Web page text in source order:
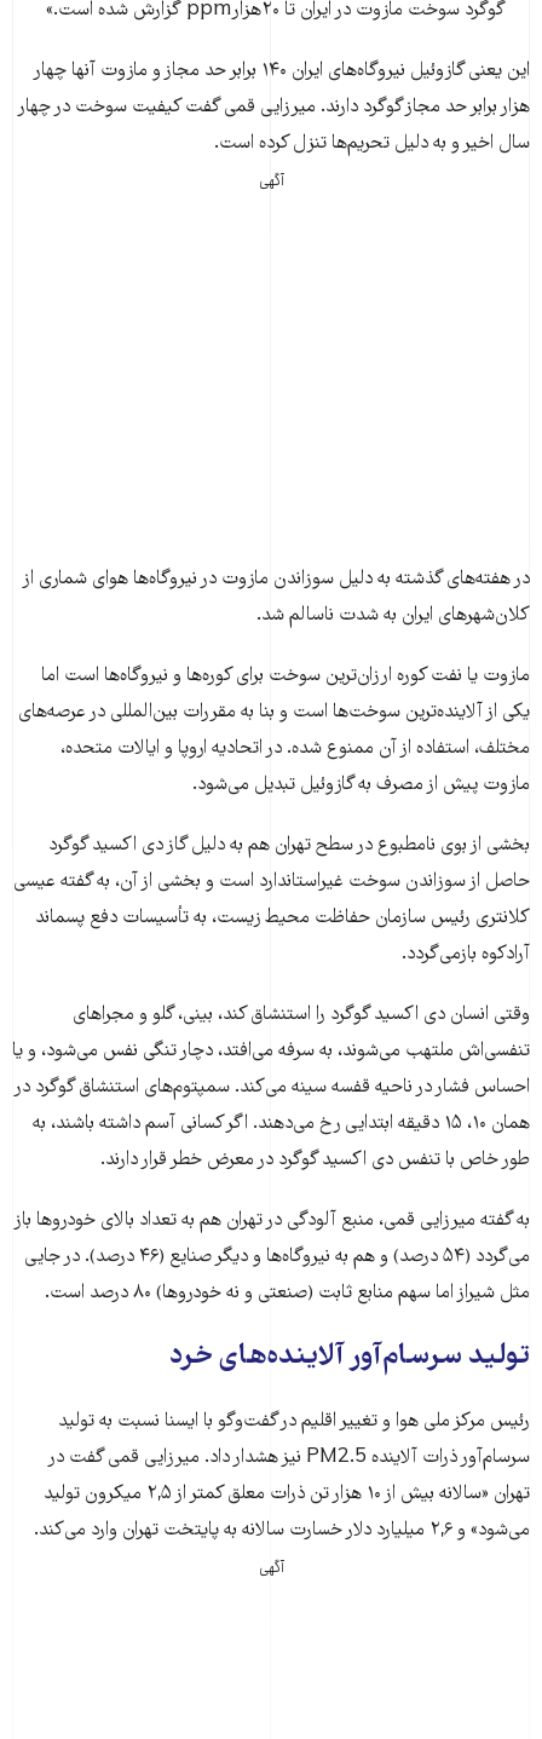
گوگرد سوخت مازوت در ایران تا ۲۰هزارppm گزارش شده است.»
این یعنی گازوئیل نیروگاه‌های ایران ۱۴۰ برابر حد مجاز و مازوت آنها چهار
هزار برابر حد مجاز گوگرد دارند. میرزایی قمی گفت کیفیت سوخت در چهار
سال اخیر و به دلیل تحریم‌ها تنزل کرده است.
آگهی
در هفته‌های گذشته به دلیل سوزاندن مازوت در نیروگاه‌ها هوای شماری از
کلان‌شهرهای ایران به شدت ناسالم شد.
مازوت یا نفت کوره ارزان‌ترین سوخت برای کوره‌ها و نیروگاه‌ها است اما
یکی از آلاینده‌ترین‌ سوخت‌ها است و بنا به مقررات بین‌المللی در عرصه‌های
مختلف، استفاده از آن ممنوع شده. در اتحادیه اروپا و ایالات متحده،
مازوت پیش از مصرف به گازوئیل تبدیل می‌شود.
بخشی از بوی نامطبوع در سطح تهران هم به دلیل گاز دی اکسید گوگرد
حاصل از سوزاندن سوخت غیراستاندارد است و بخشی از آن، به گفته عیسی
کلانتری رئیس سازمان حفاظت محیط زیست، به تأسیسات دفع پسماند
آرادکوه بازمی‌گردد.
وقتی انسان دی اکسید گوگرد را استنشاق کند، بینی، گلو و مجراهای
تنفسی‌اش ملتهب می‌شوند، به سرفه می‌افتد، دچار تنگی نفس می‌شود، و یا
احساس فشار در ناحیه قفسه سینه می‌کند. سمپتوم‌های استنشاق گوگرد در
همان ۱۰، ۱۵ دقیقه ابتدایی رخ می‌دهند. اگر کسانی آسم داشته باشند، به
طور خاص با تنفس دی اکسید گوگرد در معرض خطر قرار دارند.
به گفته میرزایی قمی، منبع آلودگی در تهران هم به تعداد بالای خودروها باز
می‌گردد (۵۴ درصد) و هم به نیروگاه‌ها و دیگر صنایع (۴۶ درصد). در جایی
مثل شیراز اما سهم منابع ثابت (صنعتی و نه خودروها) ۸۰ درصد است.
تولید سرسام‌آور آلاینده‌های خرد
رئیس مرکز ملی هوا و تغییر اقلیم در گفت‌و‌گو با ایسنا نسبت به تولید
سرسام‌آور ذرات آلاینده PM2.5 نیز هشدار داد. میرزایی قمی گفت در
تهران «سالانه بیش از ۱۰ هزار تن ذرات معلق کمتر از ۲,۵ میکرون تولید
می‌شود» و ۲,۶ میلیارد دلار خسارت سالانه به پایتخت تهران وارد می‌کند.
آگهی